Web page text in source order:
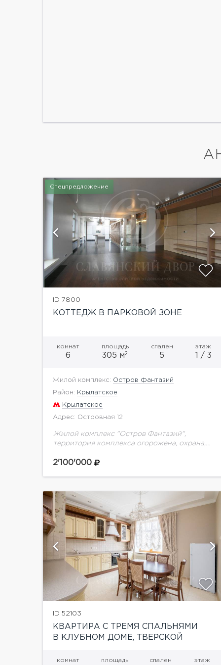
Спецпредложение
ID 7800
КОТТЕДЖ В ПАРКОВОЙ ЗОНЕ
комнат
6
площадь
305 м2
спален
5
этаж
1 / 3
Жилой комплекс: Остров Фантазий
Район: Крылатское
Крылатское
Адрес: Островная 12
Жилой комплекс "Остров Фантазий",
территория комплекса огорожена, охрана,
Имеется два отдельных входа в данную
2'100'000
показать ещё 45 фотографий
ID 52103
КВАРТИРА С ТРЕМЯ СПАЛЬНЯМИ
В КЛУБНОМ ДОМЕ, ТВЕРСКОЙ
комнат площадь спален этаж
показать ещё 44 фотографии